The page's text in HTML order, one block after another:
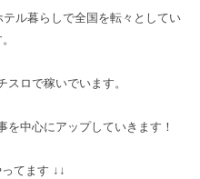
ル暮らしで全国を転々としてい
スロで稼いでいます。
を中心にアップしていきます！
てます ↓↓